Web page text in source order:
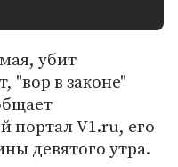
убит
"вор в законе"
портал V1.ru, его
девятого утра.